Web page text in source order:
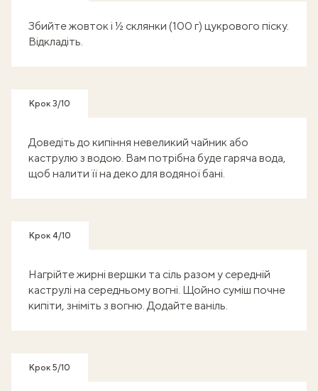
Збийте жовток і ½ склянки (100 г) цукрового піску.
Відкладіть.
Крок 3/10
Доведіть до кипіння невеликий чайник або
каструлю з водою. Вам потрібна буде гаряча вода,
щоб налити її на деко для водяної бані.
Крок 4/10
Нагрійте жирні вершки та сіль разом у середній
каструлі на середньому вогні. Щойно суміш почне
кипіти, зніміть з вогню. Додайте ваніль.
Крок 5/10